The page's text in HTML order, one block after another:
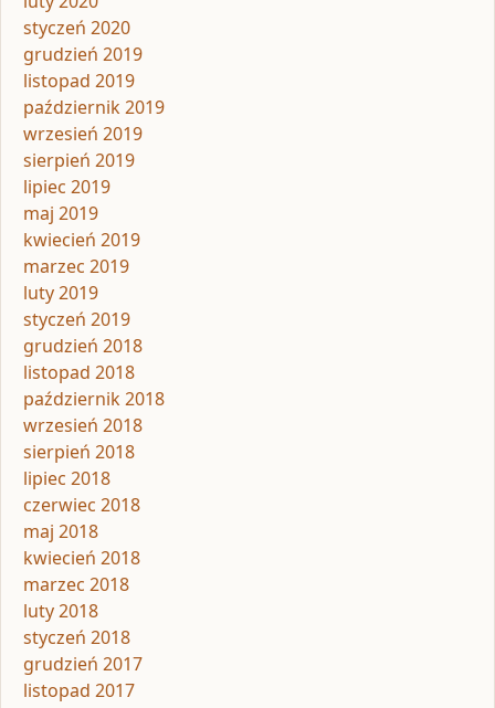
styczeń 2020
grudzień 2019
listopad 2019
październik 2019
wrzesień 2019
sierpień 2019
lipiec 2019
maj 2019
kwiecień 2019
marzec 2019
luty 2019
styczeń 2019
grudzień 2018
listopad 2018
październik 2018
wrzesień 2018
sierpień 2018
lipiec 2018
czerwiec 2018
maj 2018
kwiecień 2018
marzec 2018
luty 2018
styczeń 2018
grudzień 2017
listopad 2017